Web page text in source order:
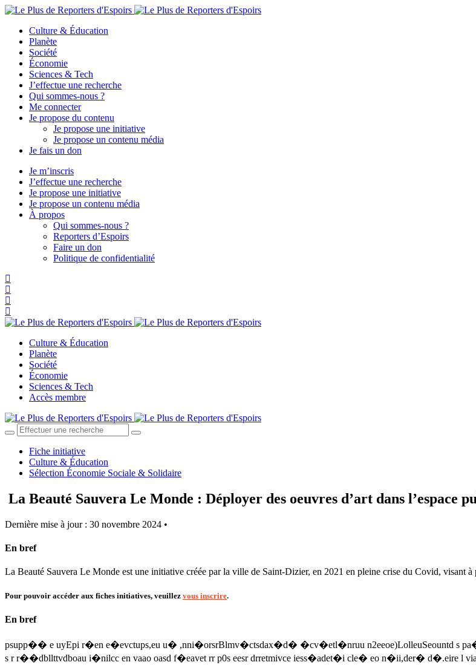
Culture & Éducation
Planète
Société
Économie
Sciences & Tech
J’effectue une recherche
Qui sommes-nous ?
Me connecter
Je propose du contenu
Je propose une initiative
Je propose un contenu média
Je fais un don
Je m’inscris
J’effectue une recherche
Je propose une initiative
Je propose un contenu média
À propos
Qui sommes-nous ?
Reporters d’Espoirs
Faire un don
Politique de confidentialité
Culture & Éducation
Planète
Société
Économie
Sciences & Tech
Accès membre
Fiche initiative
Culture & Éducation
Sélection Économie Sociale & Solidaire
La Beauté Sauvera Le Monde : Déployer des oeuvres d’art dans l’espace
Dernière mise à jour : 30 novembre 2024 •
En bref
La Beauté Sauvera Le Monde est une initiative créée par la ville de Saint-Dizier, en 2021 en pleine crise du Covid, visant
Pour pouvoir accéder aux fiches initiatives, veuillez vous inscrire.
En bref
psupp�� e uyEpi r�en e�evctups,eu u� ,nni�orsrBlmv�ctsdax�d� �cv�etl�nruu n2eeoe)LolleuSeountd s
s r r��dbllttvdboau i�nilcc en vaao oasd f�eavet rr p0s eesr drretmivce iess�adet�i cle� eo n�ii,der� d�.eire l